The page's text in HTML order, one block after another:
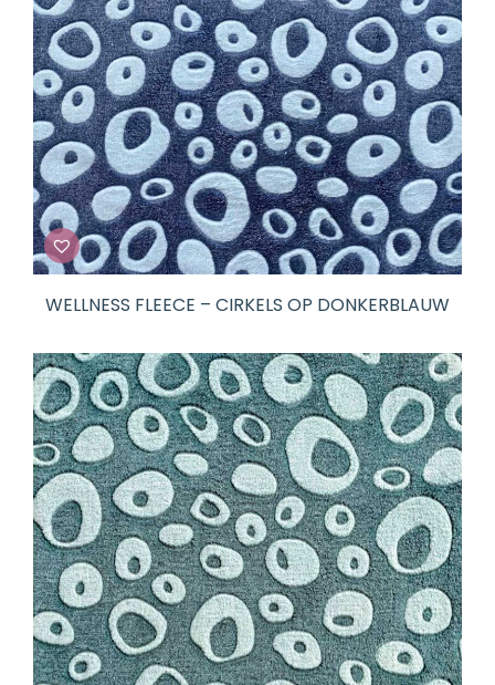
WELLNESS FLEECE – CIRKELS OP DONKERBLAUW